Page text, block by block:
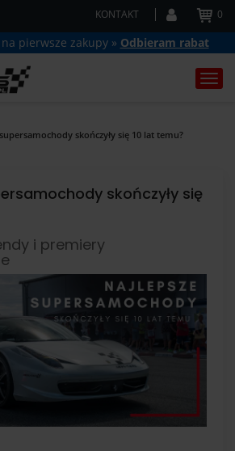
KONTAKT 0
na pierwsze zakupy » Odbieram rabat
skończyły się 10 lat temu?
skończyły się
i premiery